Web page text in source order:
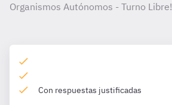
Organismos Autónomos - Turno Libre!
Con respuestas justificadas